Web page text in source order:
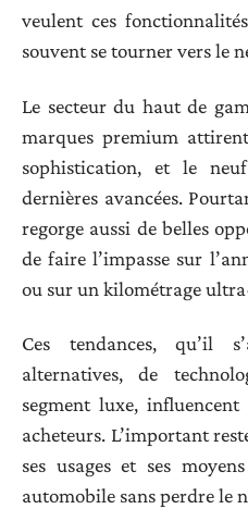
veulent ces
souvent se tourner vers le
Le secteur du haut de
marques premium
sophistication, et le
dernières avancées.
regorge aussi de belles
de faire l’impasse sur
ou sur un kilométrage
Ces tendances, qu’il
alternatives, de
segment luxe,
acheteurs. L’important
ses usages et ses
automobile sans perdre le